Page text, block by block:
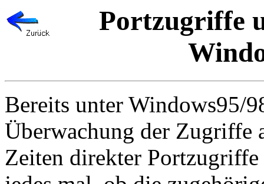
Portzugriffe
Bereits unter Windows95/
Überwachung der Zugriffe
Zeiten direkter